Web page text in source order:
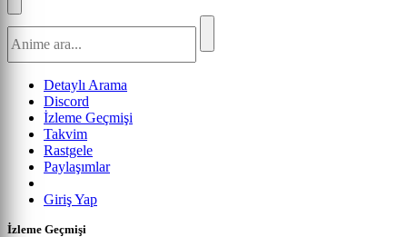
Detaylı Arama
Discord
İzleme Geçmişi
Takvim
Rastgele
Paylaşımlar
Giriş Yap
İzleme Geçmişi